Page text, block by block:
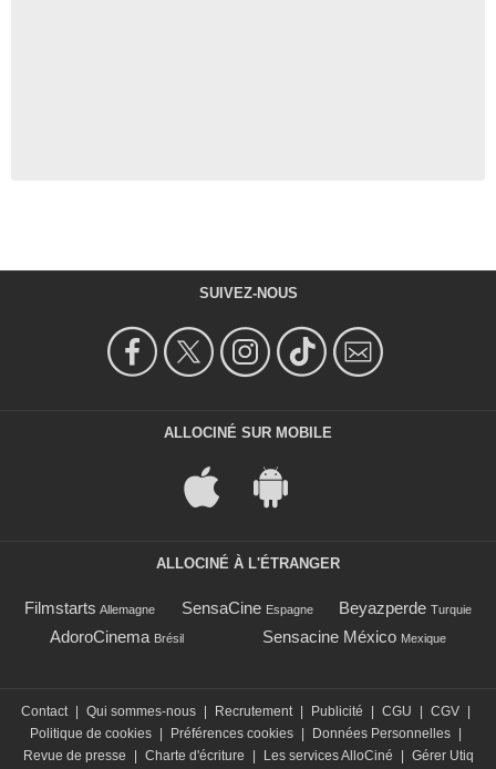
SUIVEZ-NOUS
ALLOCINÉ SUR MOBILE
ALLOCINÉ À L'ÉTRANGER
Filmstarts Allemagne SensaCine Espagne Beyazperde Turquie
AdoroCinema Brésil Sensacine México Mexique
Contact | Qui sommes-nous | Recrutement | Publicité | CGU | CGV |
Politique de cookies | Préférences cookies | Données Personnelles |
Revue de presse
| Charte d'écriture | Les services AlloCiné | Gérer Utiq